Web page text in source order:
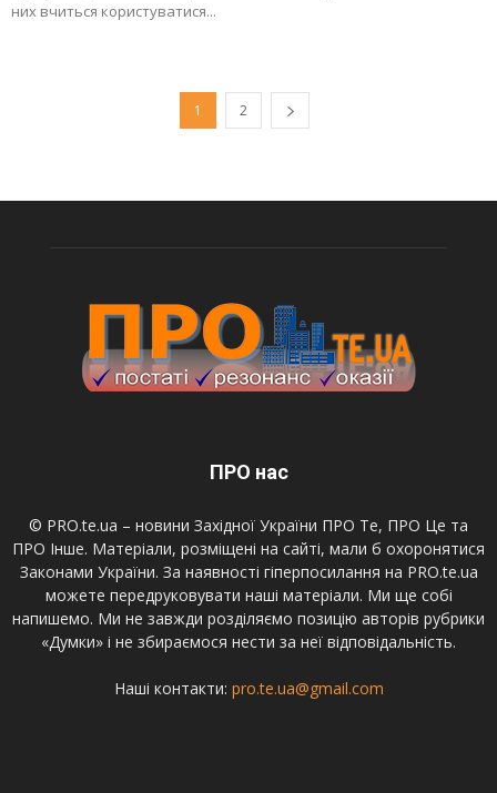
них вчиться користуватися...
1 2
ПРО нас
© PRO.te.ua – новини Західної України ПРО Те, ПРО Це та
ПРО Інше. Матеріали, розміщені на сайті, мали б охоронятися
Законами України. За наявності гіперпосилання на PRO.te.ua
можете передруковувати наші матеріали. Ми ще собі
напишемо. Ми не завжди розділяємо позицію авторів рубрики
«Думки» і не збираємося нести за неї відповідальність.
Наші контакти: pro.te.ua@gmail.com